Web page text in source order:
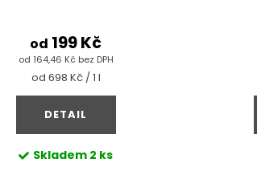
od 164,46 Kč bez DPH
od 199 Kč
Měrná
cena:
od 698 Kč / 1 l
DETAIL
Skladem 2 ks